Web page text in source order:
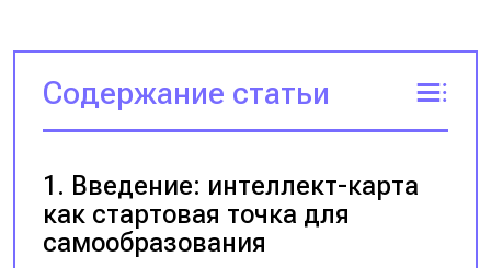
Содержание статьи
Введение: интеллект-карта
как стартовая точка для
самообразования